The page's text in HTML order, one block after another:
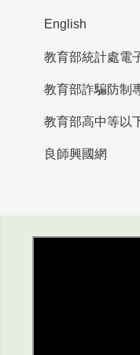
English
教育部詐騙防制
良師興國網